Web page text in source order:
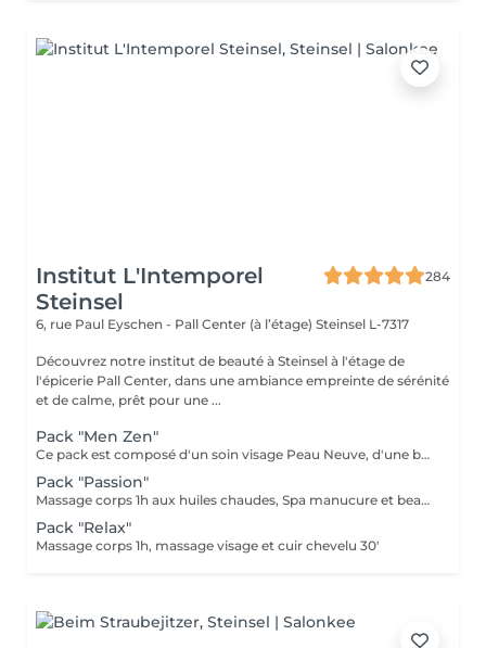
Institut L'Intemporel
Steinsel
284
6, rue Paul Eyschen - Pall Center (à l’étage) Steinsel L-7317
Découvrez notre institut de beauté à Steinsel à l'étage de
l'épicerie Pall Center, dans une ambiance empreinte de sérénité
et de calme, prêt pour une ...
Pack "Men Zen"
Ce pack est composé d'un soin visage Peau Neuve, d'une beauté des pieds et d'un massage "Escale à Marrakech" (1h de massage) déconnection et expérience sensorielle Pour récupérer un homme zen :-)
Pack "Passion"
Massage corps 1h aux huiles chaudes, Spa manucure et beauté des pieds + bain de paraffine
Pack "Relax"
Massage corps 1h, massage visage et cuir chevelu 30'